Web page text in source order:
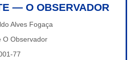
— O OBSERVADOR
Alves Fogaça
O Observador
77